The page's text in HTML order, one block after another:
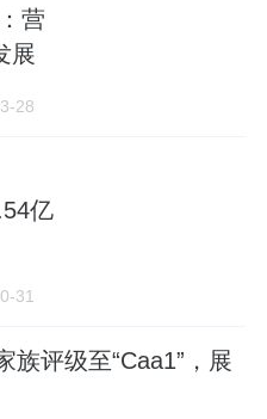
营
展
28
亿
31
族评级至“Caa1”，展